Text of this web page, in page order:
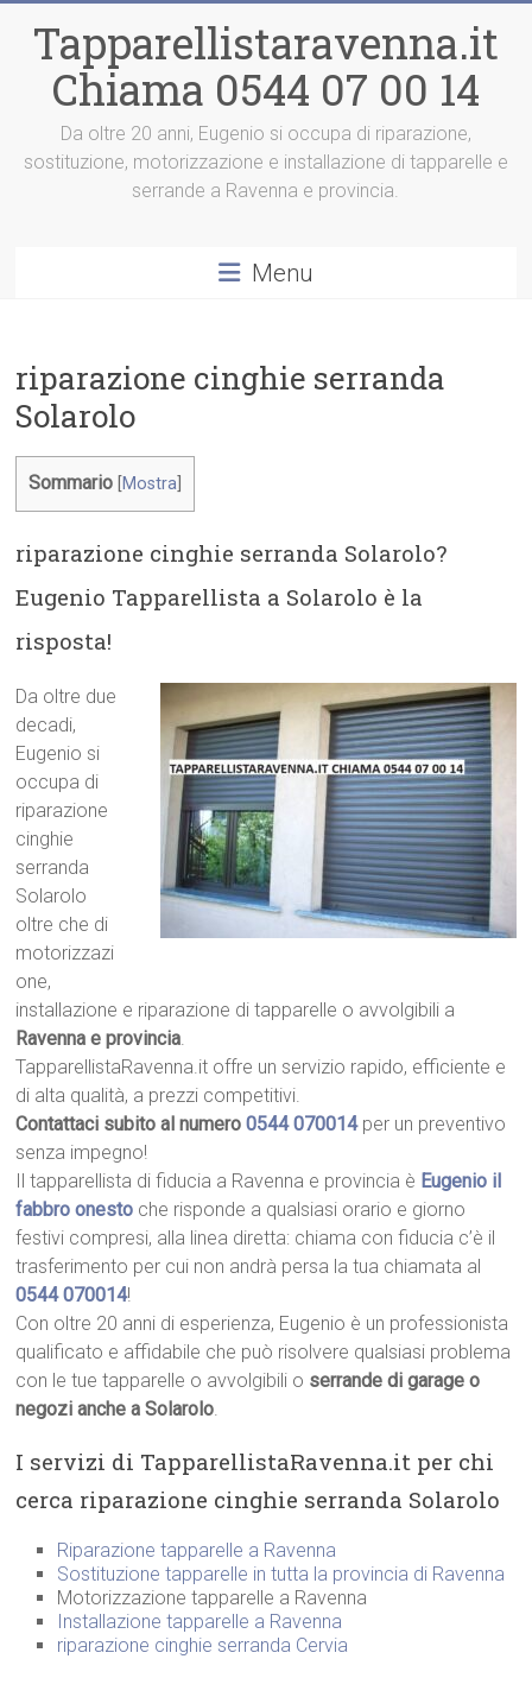
contenuto
Tapparellistaravenna.it
Chiama 0544 07 00 14
Da oltre 20 anni, Eugenio si occupa di riparazione,
sostituzione, motorizzazione e installazione di tapparelle e
serrande a Ravenna e provincia.
Menu
riparazione cinghie serranda
Solarolo
Sommario Mostra
riparazione cinghie serranda Solarolo?
Eugenio Tapparellista a Solarolo è la
risposta!
Da oltre due
decadi,
Eugenio si
occupa di
riparazione
cinghie
serranda
Solarolo
oltre che di
motorizzazi
one,
installazione e riparazione di tapparelle o avvolgibili a
Ravenna e provincia.
TapparellistaRavenna.it offre un servizio rapido, efficiente e
di alta qualità, a prezzi competitivi.
Contattaci subito al numero0544 070014per un preventivo
senza impegno!
Il tapparellista di fiducia a Ravenna e provincia è Eugenio il
fabbro onesto che risponde a qualsiasi orario e giorno
festivi compresi, alla linea diretta: chiama con fiducia c’è il
trasferimento per cui non andrà persa la tua chiamata al
0544 070014!
Con oltre 20 anni di esperienza, Eugenio è un professionista
qualificato e affidabile che può risolvere qualsiasi problema
con le tue tapparelle o avvolgibili o serrande di garage o
negozi anche a Solarolo.
I servizi di TapparellistaRavenna.it per chi
cerca riparazione cinghie serranda Solarolo
Riparazione tapparelle a Ravenna
Sostituzione tapparelle in tutta la provincia di Ravenna
Motorizzazione tapparelle a Ravenna
Installazione tapparelle a Ravenna
riparazione cinghie serranda Cervia